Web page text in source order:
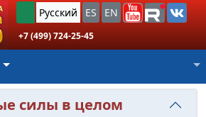
Русский ES EN
+7 (499) 724-25-45
силы в целом